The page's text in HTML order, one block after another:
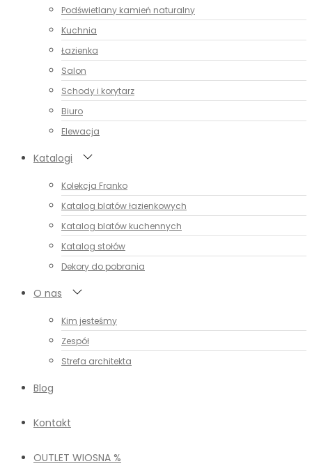
Podświetlany kamień naturalny
Kuchnia
Łazienka
Salon
Schody i korytarz
Biuro
Elewacja
Katalogi
Kolekcja Franko
Katalog blatów łazienkowych
Katalog blatów kuchennych
Katalog stołów
Dekory do pobrania
O nas
Kim jesteśmy
Zespół
Strefa architekta
Blog
Kontakt
OUTLET WIOSNA %